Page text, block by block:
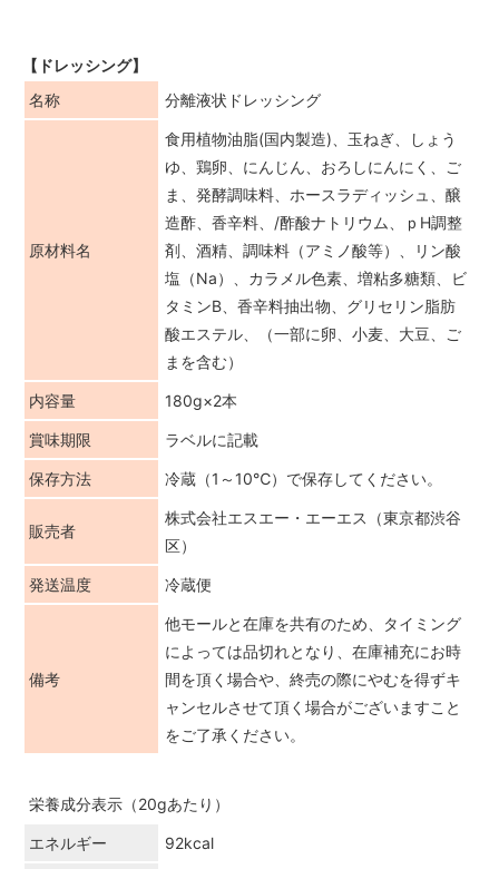
【ドレッシング】
名称
分離液状ドレッシング
原材料名
食用植物油脂(国内製造)、玉ねぎ、しょう
ゆ、鶏卵、にんじん、おろしにんにく、ご
ま、発酵調味料、ホースラディッシュ、醸
造酢、香辛料、/酢酸ナトリウム、ｐH調整
剤、酒精、調味料（アミノ酸等）、リン酸
塩（Na）、カラメル色素、増粘多糖類、ビ
タミンB、香辛料抽出物、グリセリン脂肪
酸エステル、（一部に卵、小麦、大豆、ご
まを含む）
内容量 180g×2本
賞味期限 ラベルに記載
保存方法 冷蔵（1～10℃）で保存してください。
販売者
株式会社エスエー・エーエス（東京都渋谷
区）
発送温度 冷蔵便
備考
他モールと在庫を共有のため、タイミング
によっては品切れとなり、在庫補充にお時
間を頂く場合や、終売の際にやむを得ずキ
ャンセルさせて頂く場合がございますこと
をご了承ください。
栄養成分表示（20gあたり）
エネルギー 92kcal